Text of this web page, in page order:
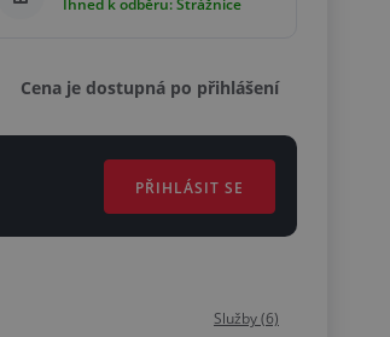
Ihned k odběru: Strážnice
Cena je dostupná po přihlášení
PŘIHLÁSIT SE
Služby (6)